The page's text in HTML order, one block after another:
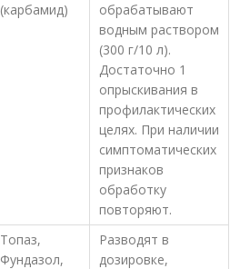
(карбамид)
обрабатывают
водным раствором
(300 г/10 л).
Достаточно 1
опрыскивания в
профилактических
целях. При наличии
симптоматических
признаков
обработку
повторяют.
Топаз,
Фундазол,
Разводят в
дозировке,